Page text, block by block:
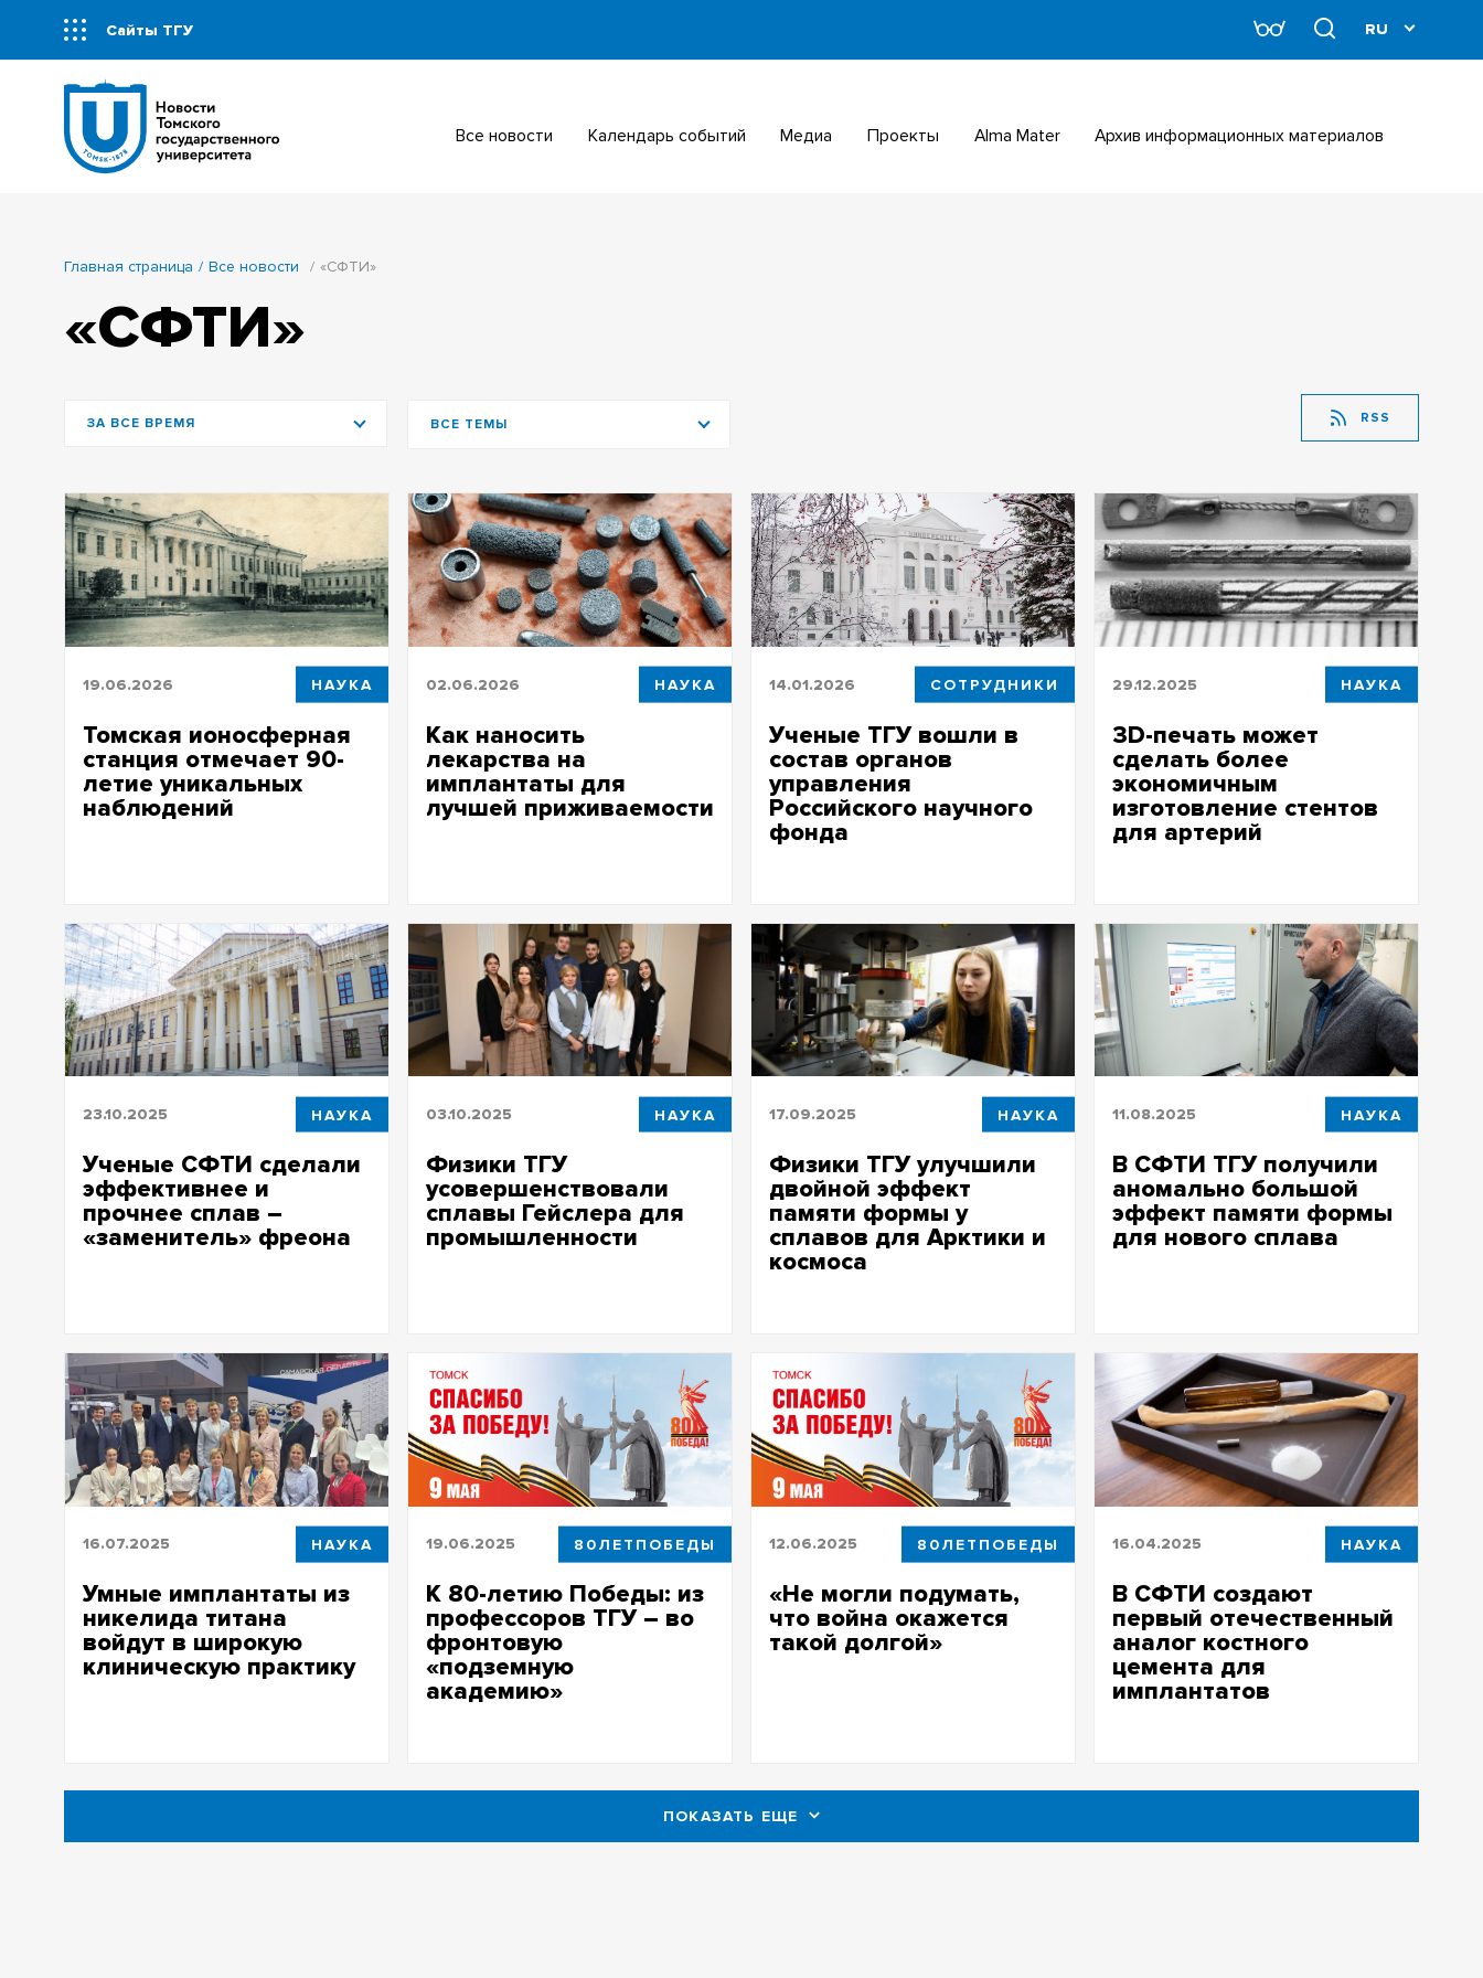
Сайты ТГУ
Все новости Календарь событий Медиа Проекты Alma Mater Архив информационных материалов
Главная страница Все новости «СФТИ»
«СФТИ»
ЗА ВСЕ ВРЕМЯ ВСЕ ТЕМЫ RSS
19.06.2026 НАУКА
Томская ионосферная
станция отмечает 90-
летие уникальных
наблюдений
02.06.2026 НАУКА
Как наносить
лекарства на
имплантаты для
лучшей приживаемости
14.01.2026 СОТРУДНИКИ
Ученые ТГУ вошли в
состав органов
управления
Российского научного
фонда
общественное признание за
результативную научную деятельность
29.12.2025 НАУКА
3D-печать может
сделать более
экономичным
изготовление стентов
для артерий
снизить производственные потери
23.10.2025 НАУКА
Ученые СФТИ сделали
эффективнее и
прочнее сплав –
«заменитель» фреона
03.10.2025 НАУКА
Физики ТГУ
усовершенствовали
сплавы Гейслера для
промышленности
17.09.2025 НАУКА
Физики ТГУ улучшили
двойной эффект
памяти формы у
сплавов для Арктики и
космоса
высокопрочных кристаллов СФТИ ТГУ
11.08.2025 НАУКА
В СФТИ ТГУ получили
аномально большой
эффект памяти формы
для нового сплава
16.07.2025 НАУКА
Умные имплантаты из
никелида титана
войдут в широкую
клиническую практику
19.06.2025 80ЛЕТПОБЕДЫ
К 80-летию Победы: из
профессоров ТГУ – во
фронтовую
«подземную
академию»
12.06.2025 80ЛЕТПОБЕДЫ
«Не могли подумать,
что война окажется
такой долгой»
16.04.2025 НАУКА
В СФТИ создают
первый отечественный
аналог костного
цемента для
имплантатов
ПОКАЗАТЬ ЕЩЕ